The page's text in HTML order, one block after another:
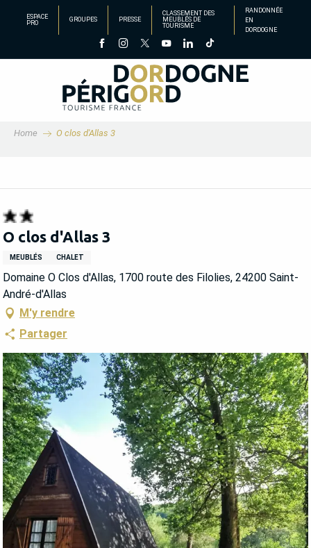
principal
ESPACE
PRO
GROUPES PRESSE
CLASSEMENT DES
MEUBLÉS DE
TOURISME
RANDONNÉE
EN
DORDOGNE
Home O clos d'Allas 3
O clos d'Allas 3
MEUBLÉS CHALET
Domaine O Clos d'Allas, 1700 route des Filolies, 24200 Saint-
André-d'Allas
M'y rendre
Partager